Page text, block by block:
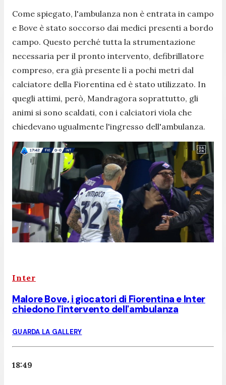
Come spiegato, l'ambulanza non è entrata in campo
e Bove è stato soccorso dai medici presenti a bordo
campo. Questo perché tutta la strumentazione
necessaria per il pronto intervento, defibrillatore
compreso, era già presente lì a pochi metri dal
calciatore della Fiorentina ed è stato utilizzato. In
quegli attimi, però, Mandragora soprattutto, gli
animi si sono scaldati, con i calciatori viola che
chiedevano ugualmente l'ingresso dell'ambulanza.
Inter
Malore Bove, i giocatori di Fiorentina e Inter
chiedono l'intervento dell'ambulanza
GUARDA LA GALLERY
18:49